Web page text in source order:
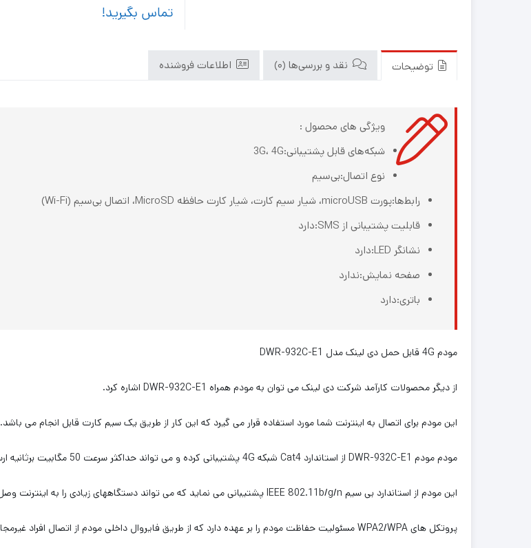
تماس بگیرید!
توضیحات نقد و بررسی‌ها (0) اطلاعات فروشنده
ویژگی های محصول :
شبکه‌های قابل پشتیبانی:3G، 4G
نوع اتصال:بی‌سیم
رابط‌ها:پورت microUSB، شیار سیم کارت، شیار کارت حافظه MicroSD، اتصال بی‌سیم (Wi-Fi)
قابلیت پشتیبانی از SMS:دارد
نشانگر LED:دارد
صفحه نمایش:ندارد
باتری:دارد
مودم 4G قابل حمل دی لینک مدل DWR-932C-E1
از دیگر محصولات کارآمد شرکت دی لینک می توان به مودم همراه DWR-932C-E1 اشاره کرد.
این مودم برای اتصال به اینترنت شما مورد استفاده قرار می گیرد که این کار از طریق یک سیم کارت قابل انجام می باشد.
مودم مودم DWR-932C-E1 از استاندارد Cat4 شبکه 4G پشتیبانی کرده و می تواند حداکثر سرعت 50 مگابیت برثانیه ارسال و 150 مگابیت بر ثانیه دریافت اطلاعات را انجام دهد.
این مودم از استاندارد بی سیم IEEE 802.11b/g/n پشتیبانی می نماید که می تواند دستگاههای زیادی را به اینترنت وصل کند.
پروتکل های WPA2/WPA مسئولیت حفاظت مودم را بر عهده دارد که از طریق فایروال داخلی مودم از اتصال افراد غیرمجاز جلوگیری می کند.